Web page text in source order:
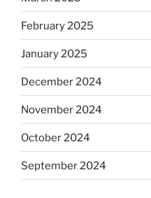
February 2025
January 2025
December 2024
November 2024
October 2024
September 2024